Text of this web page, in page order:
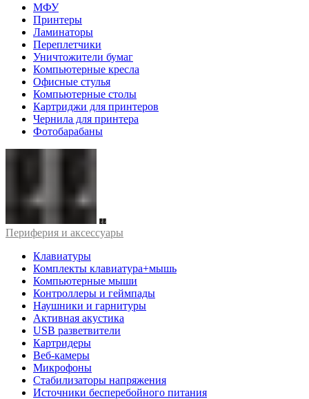
МФУ
Принтеры
Ламинаторы
Переплетчики
Уничтожители бумаг
Компьютерные кресла
Офисные стулья
Компьютерные столы
Картриджи для принтеров
Чернила для принтера
Фотобарабаны
Периферия и аксессуары
Клавиатуры
Комплекты клавиатура+мышь
Компьютерные мыши
Контроллеры и геймпады
Наушники и гарнитуры
Активная акустика
USB разветвители
Картридеры
Веб-камеры
Микрофоны
Стабилизаторы напряжения
Источники бесперебойного питания